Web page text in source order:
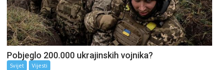
Pobjeglo 200.000 ukrajinskih vojnika?
Svijet Vijesti